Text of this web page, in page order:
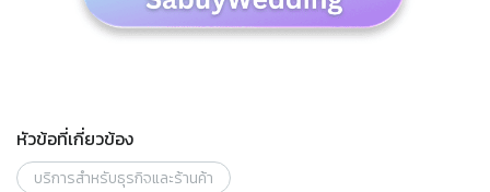
หัวข้อที่เกี่ยวข้อง
บริการสำหรับธุรกิจและร้านค้า